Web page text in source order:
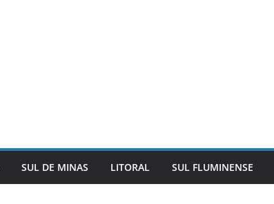
SUL DE MINAS LITORAL SUL FLUMINENSE